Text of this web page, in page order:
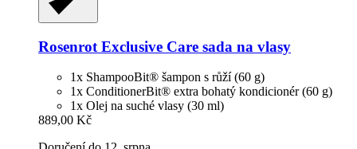
Rosenrot Exclusive Care sada na vlasy
1x ShampooBit® šampon s růží (60 g)
1x ConditionerBit® extra bohatý kondicionér (60 g)
1x Olej na suché vlasy (30 ml)
889,00 Kč